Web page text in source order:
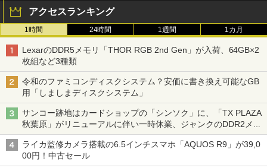
アクセスランキング
1時間 24時間 1週間 1カ月
LexarのDDR5メモリ「THOR RGB 2nd Gen」が入荷、64GB×2
枚組など3種類
令和のファミコンディスクシステム？安価に書き換え可能なGB
用「しましまディスクシステム」
サンコー跡地はカードショップの「シンソク」に、「TX PLAZA
秋葉原」がリニューアルに伴い一時休業、ジャンクのDDR2メモ
リが100円で販売など～ 最近の秋葉原 ～
ライカ監修カメラ搭載の6.5インチスマホ「AQUOS R9」が39,0
00円！中古セール